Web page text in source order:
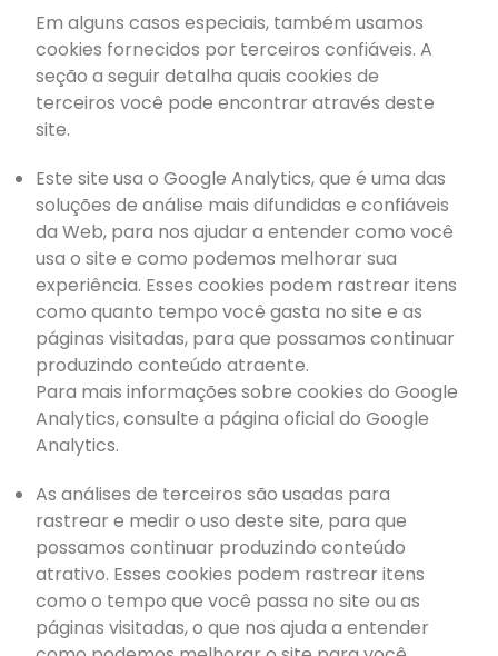
Em alguns casos especiais, também usamos
cookies fornecidos por terceiros confiáveis. A
seção a seguir detalha quais cookies de
terceiros você pode encontrar através deste
site.
Este site usa o Google Analytics, que é uma das
soluções de análise mais difundidas e confiáveis ​​
da Web, para nos ajudar a entender como você
usa o site e como podemos melhorar sua
experiência. Esses cookies podem rastrear itens
como quanto tempo você gasta no site e as
páginas visitadas, para que possamos continuar
produzindo conteúdo atraente.
Para mais informações sobre cookies do Google
Analytics, consulte a página oficial do Google
Analytics.
As análises de terceiros são usadas para
rastrear e medir o uso deste site, para que
possamos continuar produzindo conteúdo
atrativo. Esses cookies podem rastrear itens
como o tempo que você passa no site ou as
páginas visitadas, o que nos ajuda a entender